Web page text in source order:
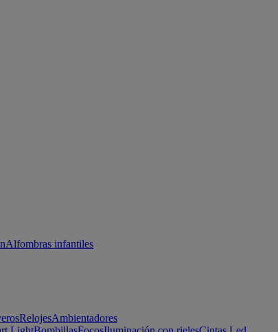
Alfombras infantiles
RelojesAmbientadores